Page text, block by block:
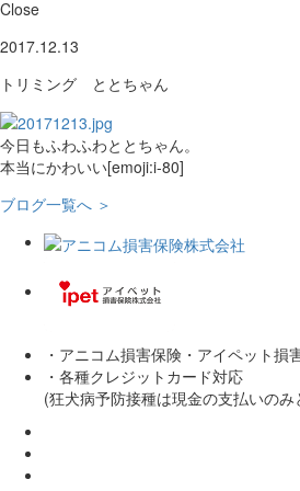
Close
2017.12.13
トリミング ととちゃん
今日もふわふわととちゃん。
本当にかわいい[emoji:i-80]
ブログ一覧へ ＞
・アニコム損害保険・アイペット損
・各種クレジットカード対応
(狂犬病予防接種は現金の支払いのみ